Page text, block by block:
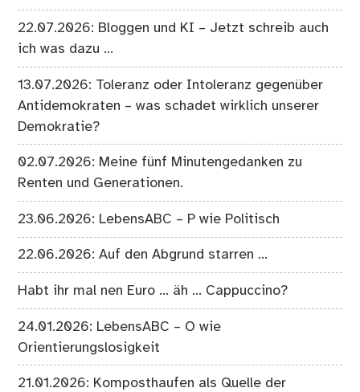
22.07.2026: Bloggen und KI – Jetzt schreib auch
ich was dazu …
13.07.2026: Toleranz oder Intoleranz gegenüber
Antidemokraten – was schadet wirklich unserer
Demokratie?
02.07.2026: Meine fünf Minutengedanken zu
Renten und Generationen.
23.06.2026: LebensABC – P wie Politisch
22.06.2026: Auf den Abgrund starren …
Habt ihr mal nen Euro … äh … Cappuccino?
24.01.2026: LebensABC – O wie
Orientierungslosigkeit
21.01.2026: Komposthaufen als Quelle der